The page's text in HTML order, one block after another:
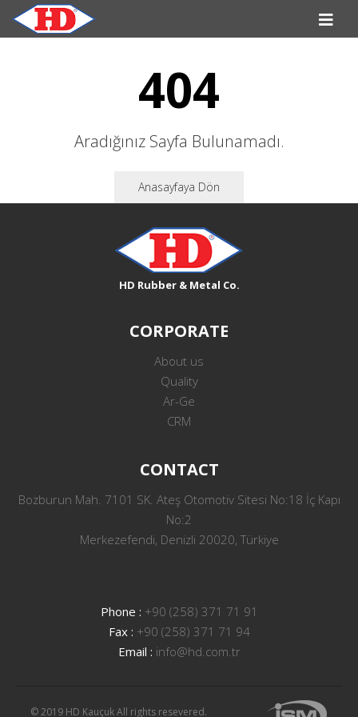
404
Aradığınız Sayfa Bulunamadı.
Anasayfaya Dön
HD Rubber & Metal Co.
CORPORATE
About us
Quality
Ar-Ge
CRM
CONTACT
Bozburun Mah. 7101 SK. Ateş Otomotiv Sitesi No:18 İç Kapı
No:2
Merkezefendi, Denizli 20020, Türkiye
Phone : +90 (258) 371 71 91
Fax : +90 (258) 371 71 94
Email : info@hd.com.tr
© 2019 HD Kauçuk All rights resevered.